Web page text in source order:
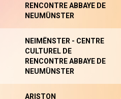
RENCONTRE ABBAYE DE
NEUMÜNSTER
NEIMËNSTER - CENTRE
CULTUREL DE
RENCONTRE ABBAYE DE
NEUMÜNSTER
ARISTON